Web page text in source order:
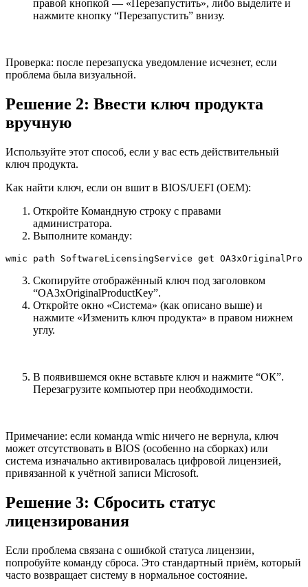
правой кнопкой — «Перезапустить», либо выделите и
нажмите кнопку “Перезапустить” внизу.
Проверка: после перезапуска уведомление исчезнет, если
проблема была визуальной.
Решение 2: Ввести ключ продукта
вручную
Используйте этот способ, если у вас есть действительный
ключ продукта.
Как найти ключ, если он вшит в BIOS/UEFI (OEM):
Откройте Командную строку с правами
администратора.
Выполните команду:
wmic path SoftwareLicensingService get
Скопируйте отображённый ключ под заголовком
“OA3xOriginalProductKey”.
Откройте окно «Система» (как описано выше) и
нажмите «Изменить ключ продукта» в правом нижнем
углу.
В появившемся окне вставьте ключ и нажмите “ОК”.
Перезагрузите компьютер при необходимости.
Примечание: если команда wmic ничего не вернула, ключ
может отсутствовать в BIOS (особенно на сборках) или
система изначально активировалась цифровой лицензией,
привязанной к учётной записи Microsoft.
Решение 3: Сбросить статус
лицензирования
Если проблема связана с ошибкой статуса лицензии,
попробуйте команду сброса. Это стандартный приём, который
часто возвращает систему в нормальное состояние.